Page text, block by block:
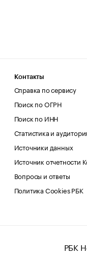
Контакты
Справка по сервису
Поиск по ОГРН
Поиск по ИНН
Статистика и
Источники данных
Источник отчетности
Вопросы и ответы
Политика Cookies РБК
РБК